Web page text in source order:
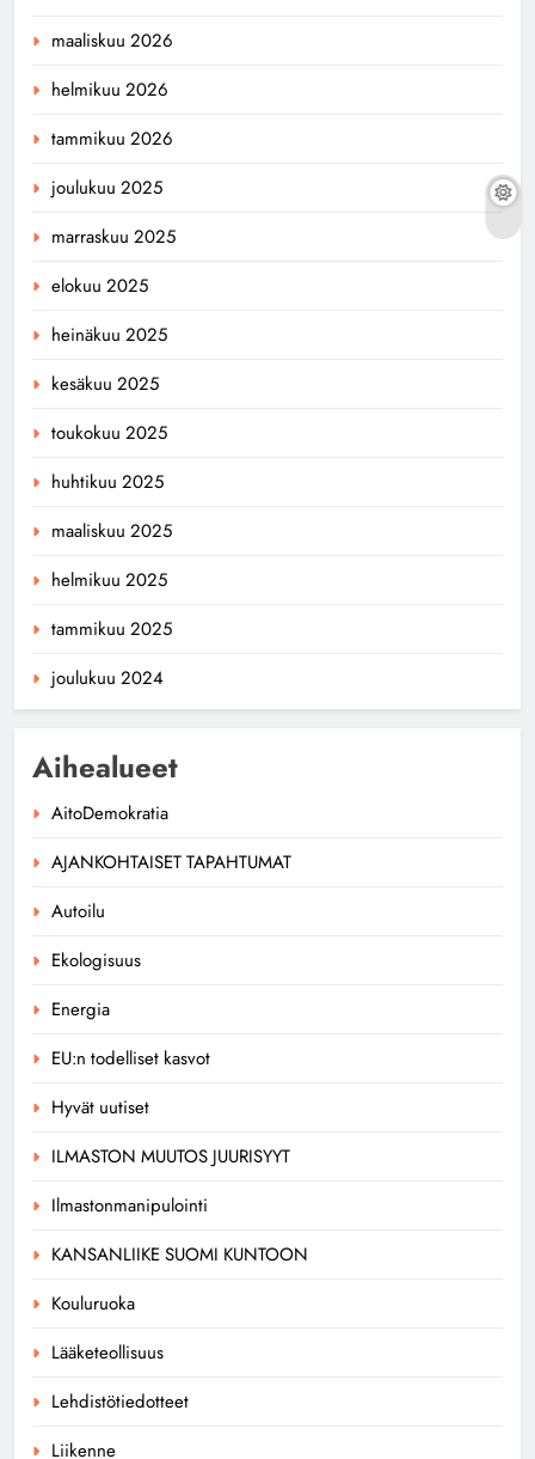
maaliskuu 2026
helmikuu 2026
tammikuu 2026
joulukuu 2025
marraskuu 2025
elokuu 2025
heinäkuu 2025
kesäkuu 2025
toukokuu 2025
huhtikuu 2025
maaliskuu 2025
helmikuu 2025
tammikuu 2025
joulukuu 2024
Aihealueet
AitoDemokratia
AJANKOHTAISET TAPAHTUMAT
Autoilu
Ekologisuus
Energia
EU:n todelliset kasvot
Hyvät uutiset
ILMASTON MUUTOS JUURISYYT
Ilmastonmanipulointi
KANSANLIIKE SUOMI KUNTOON
Kouluruoka
Lääketeollisuus
Lehdistötiedotteet
Liikenne